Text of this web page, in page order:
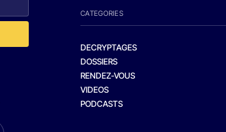
CATEGORIES
DECRYPTAGES
DOSSIERS
RENDEZ-VOUS
VIDEOS
PODCASTS